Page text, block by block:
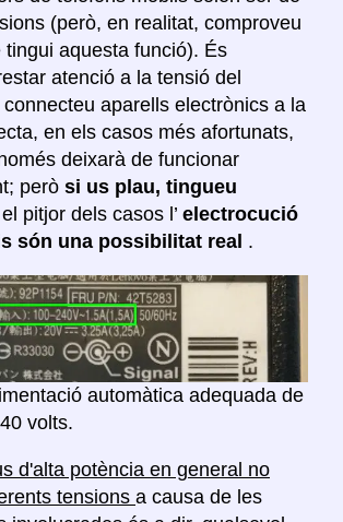
(però, en realitat, comproveu
tingui aquesta funció). És
atenció a la tensió del
aparells electrònics a la
en els casos més afortunats,
deixarà de funcionar
però si us plau, tingueu
pitjor dels casos l’ electrocució
són una possibilitat real .
automàtica adequada de
volts.
d'alta potència en general no
tensions a causa de les